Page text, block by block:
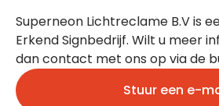
Superneon Lichtreclame B.V is
Erkend Signbedrijf. Wilt u meer
dan contact met ons op via de
Stuur een e-